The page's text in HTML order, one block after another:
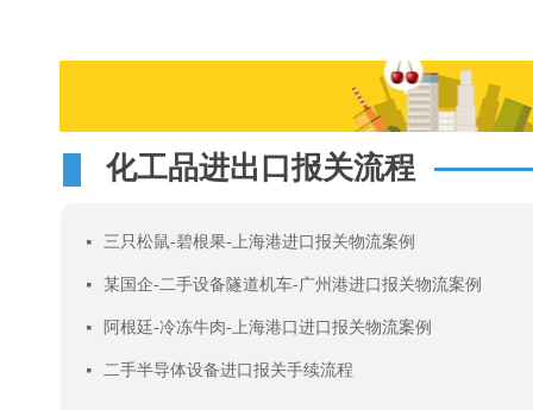
넷 三只松鼠-碧根果-上海港进口报关物流案例
넷 某国企-二手设备隧道机车-广州港进口报关物流案例
넷 阿根廷-冷冻牛肉-上海港口进口报关物流案例
넷 二手半导体设备进口报关手续流程
化工品进出口报关流程